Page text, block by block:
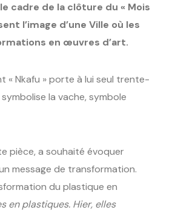
cadre de la clôture du « Mois
l’image d’une Ville où les
en œuvres d’art.
« Nkafu » porte à lui seul trente-
la vache, symbole
pièce, a souhaité évoquer
message de transformation.
du plastique en
en plastiques. Hier, elles